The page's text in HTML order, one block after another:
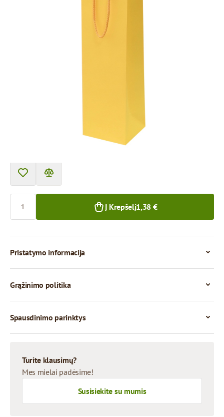
Į Krepšelį1,38 €
Pristatymo informacija
Grąžinimo politika
Spausdinimo parinktys
Turite klausimų?
Mes mielai padėsime!
Susisiekite su mumis